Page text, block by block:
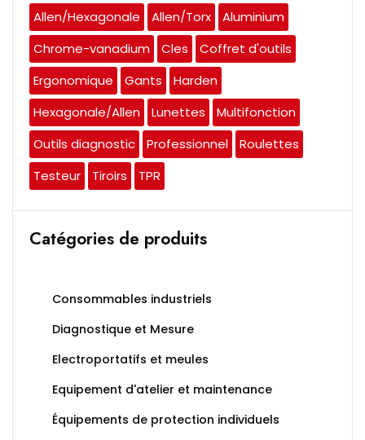
Allen/Hexagonale Allen/Torx
Aluminium
Chrome-vanadium
Cles
Coffret d'outils
Ergonomique
Gants
Harden
Hexagonale/Allen
Lunettes
Multifonction
Outils diagnostic
Professionnel
Roulettes
Testeur
Tiroirs TPR
Catégories de produits
Consommables industriels
Diagnostique et Mesure
Electroportatifs et meules
Equipement d'atelier et maintenance
Équipements de protection individuels